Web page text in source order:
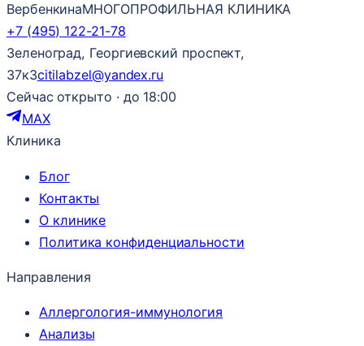
ВербенкинаМНОГОПРОФИЛЬНАЯ КЛИНИКА
+7 (495) 122-21-78
Зеленоград, Георгиевский проспект,
37к3citilabzel@yandex.ru
Сейчас открыто · до 18:00
MAX
Клиника
Блог
Контакты
О клинике
Политика конфиденциальности
Направления
Аллергология-иммунология
Анализы